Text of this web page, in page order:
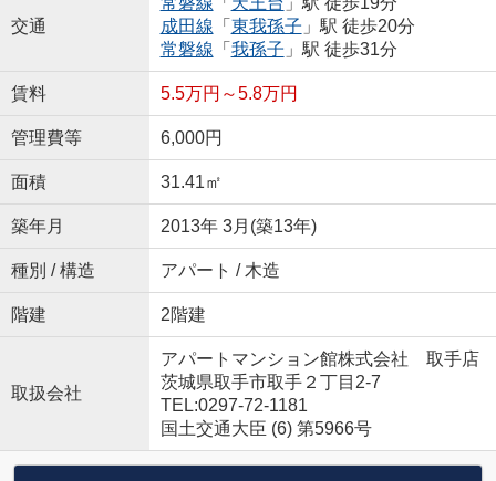
交通
成田線 「 東我孫子 」駅 徒歩20分
常磐線 「 我孫子 」駅 徒歩31分
賃料 5.5万円～5.8万円
管理費等 6,000円
面積 31.41㎡
築年月 2013年 3月(築13年)
種別 / 構造 アパート / 木造
階建 2階建
取扱会社
アパートマンション館株式会社 取手店
茨城県取手市取手２丁目2-7
TEL:0297-72-1181
国土交通大臣 (6) 第5966号